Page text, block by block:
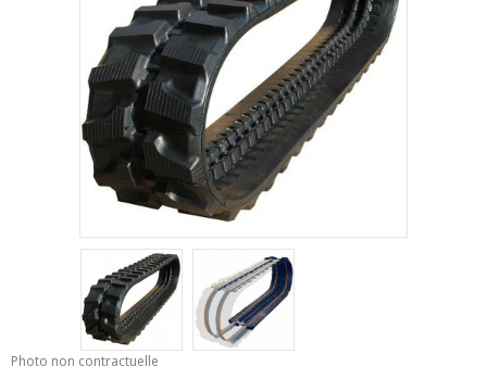
Photo non contractuelle